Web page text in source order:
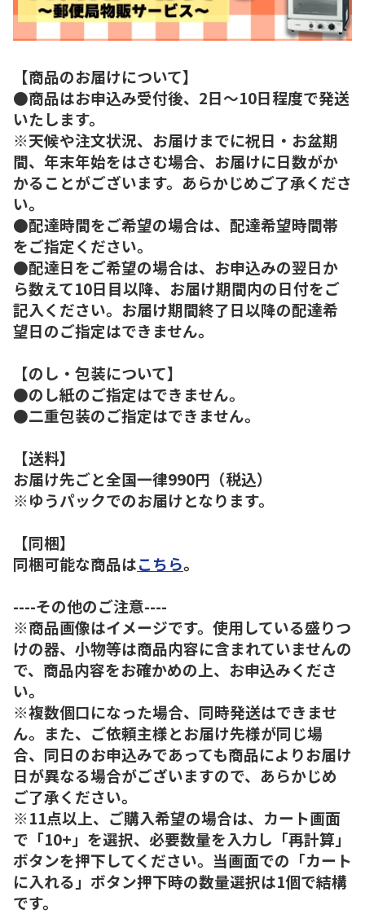
【商品のお届けについて】
●商品はお申込み受付後、2日～10日程度で発送
いたします。
※天候や注文状況、お届けまでに祝日・お盆期
間、年末年始をはさむ場合、お届けに日数がか
かることがございます。あらかじめご了承くださ
い。
●配達時間をご希望の場合は、配達希望時間帯
をご指定ください。
●配達日をご希望の場合は、お申込みの翌日か
ら数えて10日目以降、お届け期間内の日付をご
記入ください。お届け期間終了日以降の配達希
望日のご指定はできません。
【のし・包装について】
●のし紙のご指定はできません。
●二重包装のご指定はできません。
【送料】
お届け先ごと全国一律990円（税込）
※ゆうパックでのお届けとなります。
【同梱】
同梱可能な商品はこちら。
----その他のご注意----
※商品画像はイメージです。使用している盛りつ
けの器、小物等は商品内容に含まれていませんの
で、商品内容をお確かめの上、お申込みくださ
い。
※複数個口になった場合、同時発送はできませ
ん。また、ご依頼主様とお届け先様が同じ場
合、同日のお申込みであっても商品によりお届け
日が異なる場合がございますので、あらかじめ
ご了承ください。
※11点以上、ご購入希望の場合は、カート画面
で「10+」を選択、必要数量を入力し「再計算」
ボタンを押下してください。当画面での「カート
に入れる」ボタン押下時の数量選択は1個で結構
です。